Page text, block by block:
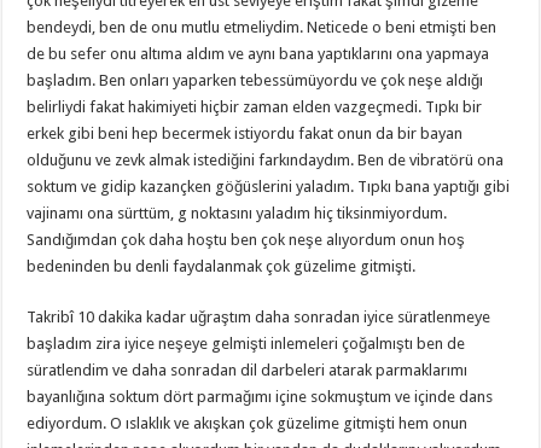
bendeydi, ben de onu mutlu etmeliydim. Neticede o beni etmişti ben
de bu sefer onu altıma aldım ve aynı bana yaptıklarını ona yapmaya
başladım. Ben onları yaparken tebessümüyordu ve çok neşe aldığı
belirliydi fakat hakimiyeti hiçbir zaman elden vazgeçmedi. Tıpkı bir
erkek gibi beni hep becermek istiyordu fakat onun da bir bayan
olduğunu ve zevk almak istediğini farkındaydım. Ben de vibratörü ona
soktum ve gidip kazançken göğüslerini yaladım. Tıpkı bana yaptığı gibi
vajinamı ona sürttüm, g noktasını yaladım hiç tiksinmiyordum.
Sandığımdan çok daha hoştu ben çok neşe alıyordum onun hoş
bedeninden bu denli faydalanmak çok güzelime gitmişti.
Takribî 10 dakika kadar uğraştım daha sonradan iyice süratlenmeye
başladım zira iyice neşeye gelmişti inlemeleri çoğalmıştı ben de
süratlendim ve daha sonradan dil darbeleri atarak parmaklarımı
bayanlığına soktum dört parmağımı içine sokmuştum ve içinde dans
ediyordum. O ıslaklık ve akışkan çok güzelime gitmişti hem onun